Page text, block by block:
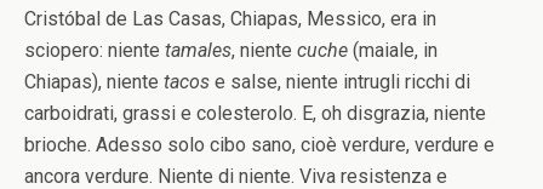
Cristóbal de Las Casas, Chiapas, Messico, era in
sciopero: niente tamales, niente cuche (maiale, in
Chiapas), niente tacos e salse, niente intrugli ricchi di
carboidrati, grassi e colesterolo. E, oh disgrazia, niente
brioche. Adesso solo cibo sano, cioè verdure, verdure e
ancora verdure. Niente di niente. Viva resistenza e